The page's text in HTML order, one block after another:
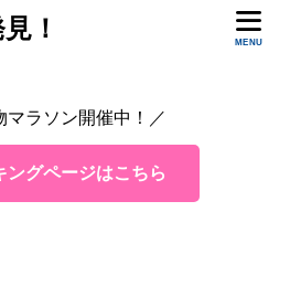
！ MENU
マラソン開催中！／
ングページはこちら
然現れる温泉
泉「いのゆ」